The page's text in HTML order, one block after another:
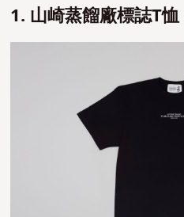
1. 山崎蒸餾廠標誌T恤